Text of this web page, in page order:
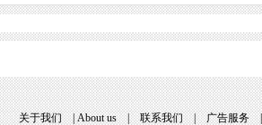
关于我们|About us|联系我们|广告服务